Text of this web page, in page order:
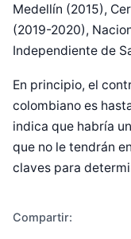
Medellín (2015),
(2019-2020),
Independiente de
En principio, el
colombiano es
indica que habría
que no le tendrán
claves para
Compartir: